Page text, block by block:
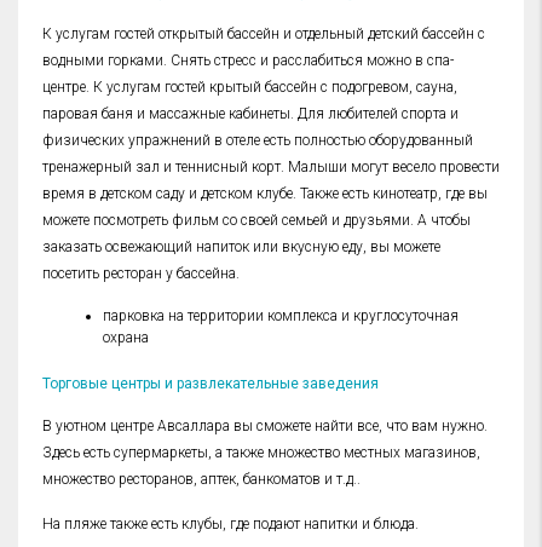
К услугам гостей открытый бассейн и отдельный детский бассейн с
водными горками. Снять стресс и расслабиться можно в спа-
центре. К услугам гостей крытый бассейн с подогревом, сауна,
паровая баня и массажные кабинеты. Для любителей спорта и
физических упражнений в отеле есть полностью оборудованный
тренажерный зал и теннисный корт. Малыши могут весело провести
время в детском саду и детском клубе. Также есть кинотеатр, где вы
можете посмотреть фильм со своей семьей и друзьями. А чтобы
заказать освежающий напиток или вкусную еду, вы можете
посетить ресторан у бассейна.
парковка на территории комплекса и круглосуточная
охрана
Торговые центры и развлекательные заведения
В уютном центре Авсаллара вы сможете найти все, что вам нужно.
Здесь есть супермаркеты, а также множество местных магазинов,
множество ресторанов, аптек, банкоматов и т.д..
На пляже также есть клубы, где подают напитки и блюда.